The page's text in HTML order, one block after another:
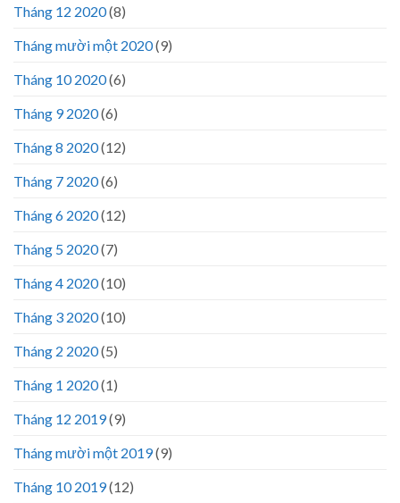
Tháng 12 2020(8)
Tháng mười một 2020(9)
Tháng 10 2020(6)
Tháng 9 2020(6)
Tháng 8 2020(12)
Tháng 7 2020(6)
Tháng 6 2020(12)
Tháng 5 2020(7)
Tháng 4 2020(10)
Tháng 3 2020(10)
Tháng 2 2020(5)
Tháng 1 2020(1)
Tháng 12 2019(9)
Tháng mười một 2019(9)
Tháng 10 2019(12)